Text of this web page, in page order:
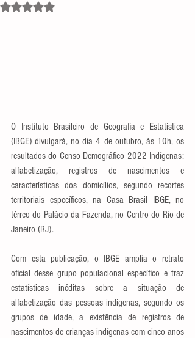
Avaliado com NaN de 5 estrelas.
O Instituto Brasileiro de Geografia e Estatística
(IBGE) divulgará, no dia 4 de outubro, às 10h, os
resultados do Censo Demográfico 2022 Indígenas:
alfabetização, registros de nascimentos e
características dos domicílios, segundo recortes
territoriais específicos, na Casa Brasil IBGE, no
térreo do Palácio da Fazenda, no Centro do Rio de
Janeiro (RJ).
Com esta publicação, o IBGE amplia o retrato
oficial desse grupo populacional específico e traz
estatísticas inéditas sobre a situação de
alfabetização das pessoas indígenas, segundo os
grupos de idade, a existência de registros de
nascimentos de crianças indígenas com cinco anos